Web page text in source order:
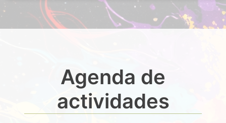
Agenda de
actividades